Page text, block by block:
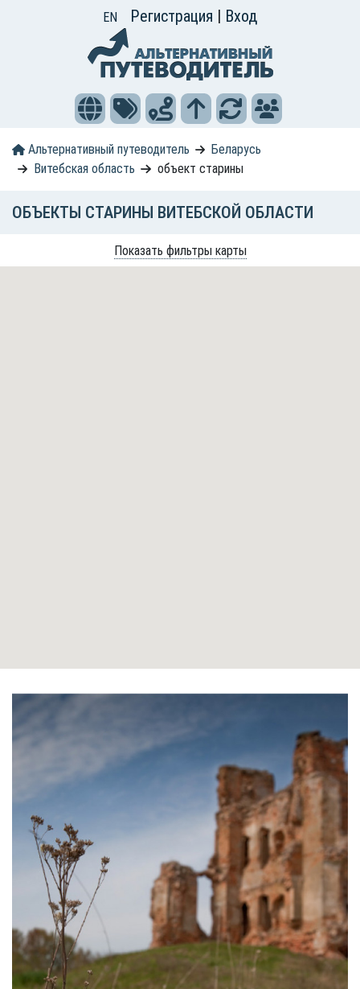
EN Регистрация | Вход
Альтернативный путеводитель
Беларусь
Витебская область
объект старины
ОБЪЕКТЫ СТАРИНЫ ВИТЕБСКОЙ ОБЛАСТИ
Показать фильтры карты